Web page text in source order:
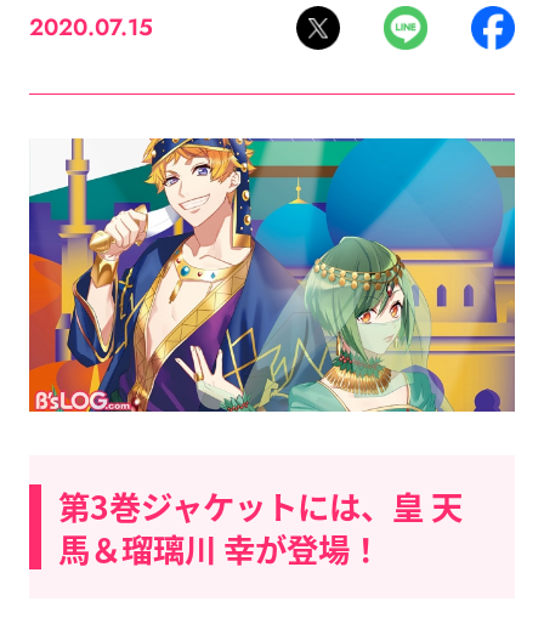
2020.07.15
第3巻ジャケットには、皇 天
馬＆瑠璃川 幸が登場！